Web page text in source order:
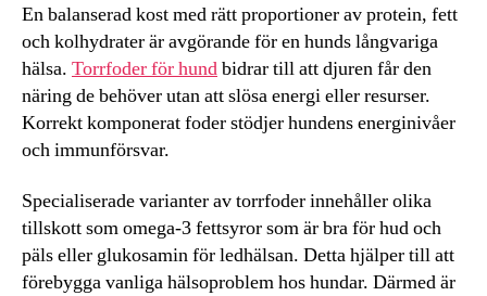
En balanserad kost med rätt proportioner av protein, fett
och kolhydrater är avgörande för en hunds långvariga
hälsa. Torrfoder för hundbidrar till att djuren får den
näring de behöver utan att slösa energi eller resurser.
Korrekt komponerat foder stödjer hundens energinivåer
och immunförsvar.
Specialiserade varianter av torrfoder innehåller olika
tillskott som omega-3 fettsyror som är bra för hud och
päls eller glukosamin för ledhälsan. Detta hjälper till att
förebygga vanliga hälsoproblem hos hundar. Därmed är